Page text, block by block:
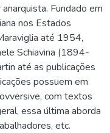
Fundado em
nos Estados
até 1954,
Schiavina (1894-
até as publicações
possuem em
com textos
essa última aborda
etc.